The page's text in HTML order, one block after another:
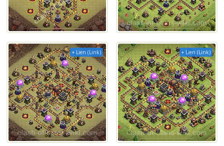
+ Lien (Link) + Lien (Link)